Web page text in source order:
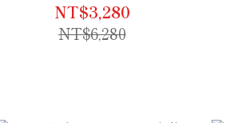
NT$3,280
NT$6,280